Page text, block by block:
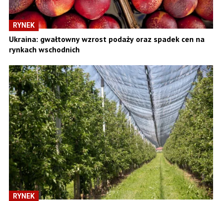
RYNEK
Ukraina: gwałtowny wzrost podaży oraz spadek cen na
rynkach wschodnich
RYNEK